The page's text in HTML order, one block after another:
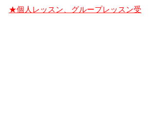
★個人レッスン、グループレッスン受